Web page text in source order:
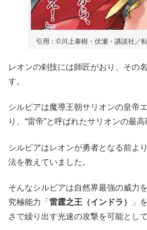
引用：©川上泰樹・伏瀬・講談社／
レオンの剣技には師匠がおり、その
す。
シルビアは魔導王朝サリオンの皇帝
り、“雷帝”と呼ばれたサリオンの最高
シルビアはレオンが勇者となる前よ
法を教えていました。
そんなシルビアは自然界最強の威力
究極能力「 雷霆之王（インドラ）
」
さで繰り出す光速の攻撃を可能として